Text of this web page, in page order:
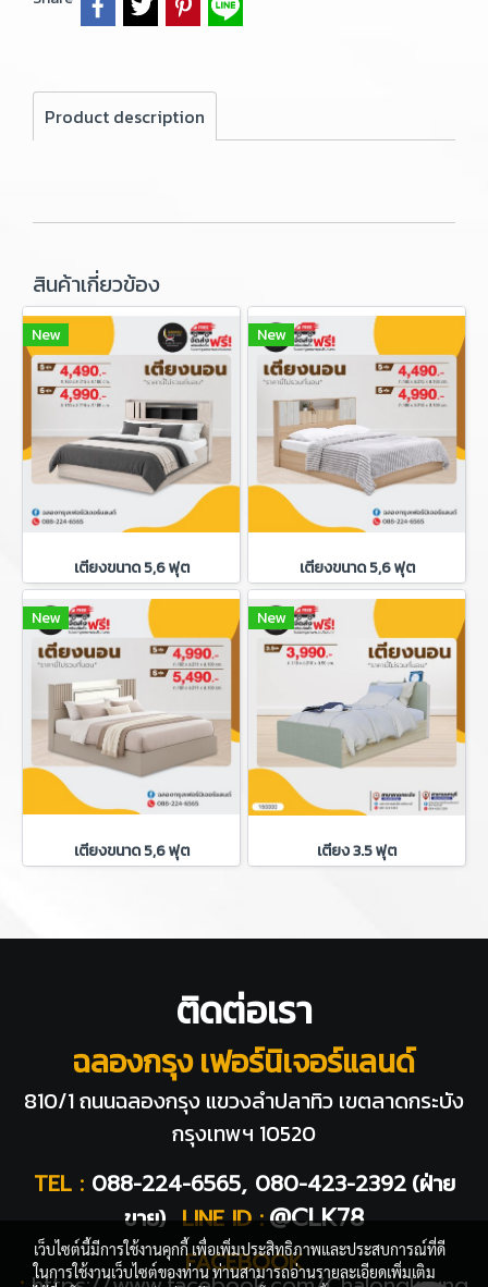
Product description
สินค้าเกี่ยวข้อง
New
เตียงขนาด 5,6 ฟุต
New
เตียงขนาด 5,6 ฟุต
New
เตียงขนาด 5,6 ฟุต
New
เตียง 3.5 ฟุต
ติดต่อเรา
ฉลองกรุง เฟอร์นิเจอร์แลนด์
810/1 ถนนฉลองกรุง แขวงลำปลาทิว เขตลาดกระบัง
กรุงเทพฯ 10520
TEL : 088-224-6565, 080-423-2392 (ฝ่าย
ขาย) LINE ID : @CLK78
FACEBOOK
เว็บไซต์นี้มีการใช้งานคุกกี้ เพื่อเพิ่มประสิทธิภาพและประสบการณ์ที่ดี
ในการใช้งานเว็บไซต์ของท่าน ท่านสามารถอ่านรายละเอียดเพิ่มเติม